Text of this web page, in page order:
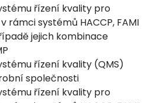
řízení kvality pro
rámci systémů HACCP, FAMI
jejich kombinace
řízení kvality (QMS)
společnosti
řízení kvality pro